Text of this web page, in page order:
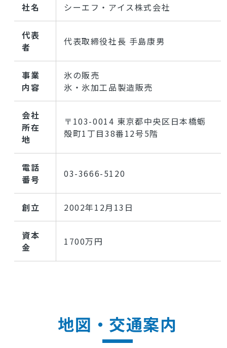
社名 シーエフ・アイス株式会社
代表
者
代表取締役社長 手島康男
事業
内容
氷の販売
氷・氷加工品製造販売
会社
所在
地
〒103-0014 東京都中央区日本橋蛎
殻町1丁目38番12号5階
電話
番号
03-3666-5120
創立 2002年12月13日
資本
金
1700万円
地図・交通案内